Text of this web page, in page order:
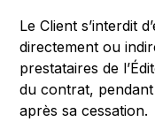
Le Client s’interdit
directement ou
prestataires de
du contrat,
après sa cessation.